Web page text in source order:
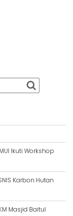
Ikuti Workshop
Karbon Hutan
Masjid Baitul